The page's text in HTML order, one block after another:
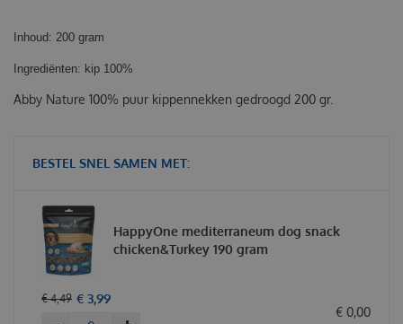
Inhoud: 200 gram
Ingrediënten: kip 100%
Abby Nature 100% puur kippennekken gedroogd 200 gr.
BESTEL SNEL SAMEN MET:
HappyOne mediterraneum dog snack
chicken&Turkey 190 gram
€ 4,49 € 3,99
€ 0,00